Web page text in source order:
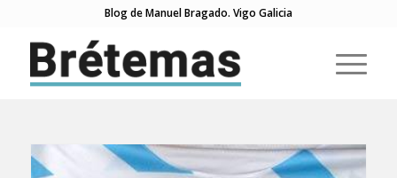
Blog de Manuel Bragado. Vigo Galicia